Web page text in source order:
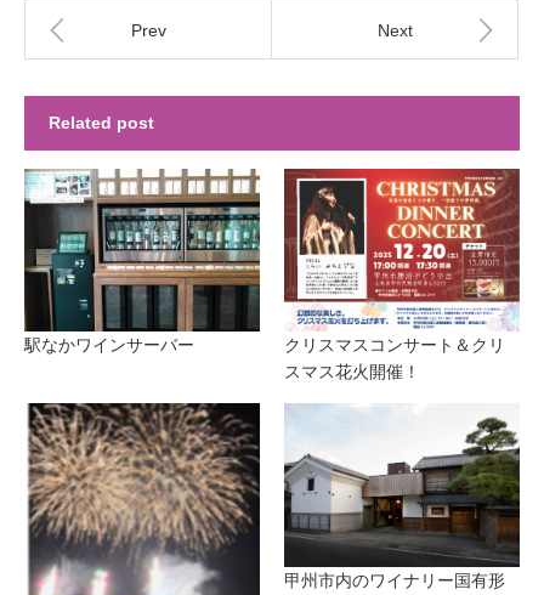
Prev Next
Related post
駅なかワインサーバー
クリスマスコンサート＆クリ
スマス花火開催！
甲州市内のワイナリー国有形